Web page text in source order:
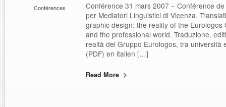
Conférences
Conférence 31 mars 2007 – Conférence
per Mediatori Linguistici di Vicenza.
graphic design: the reality of the
and the professional world. Traduzione,
realtà del Gruppo Eurologos, tra università
(PDF) en italien […]
Read More